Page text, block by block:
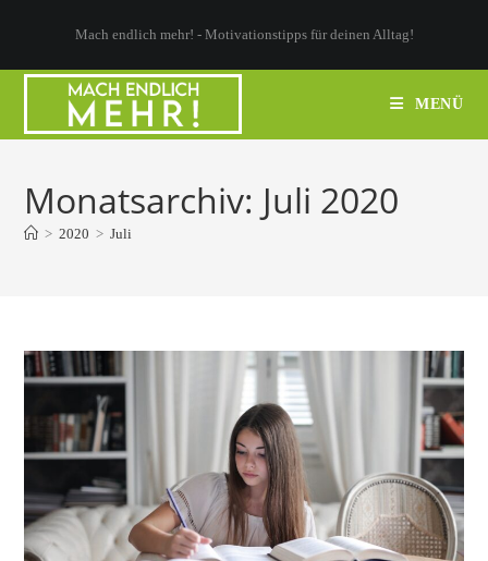
springen
Mach endlich mehr! - Motivationstipps für deinen Alltag!
MENÜ
Monatsarchiv: Juli 2020
> 2020 > Juli